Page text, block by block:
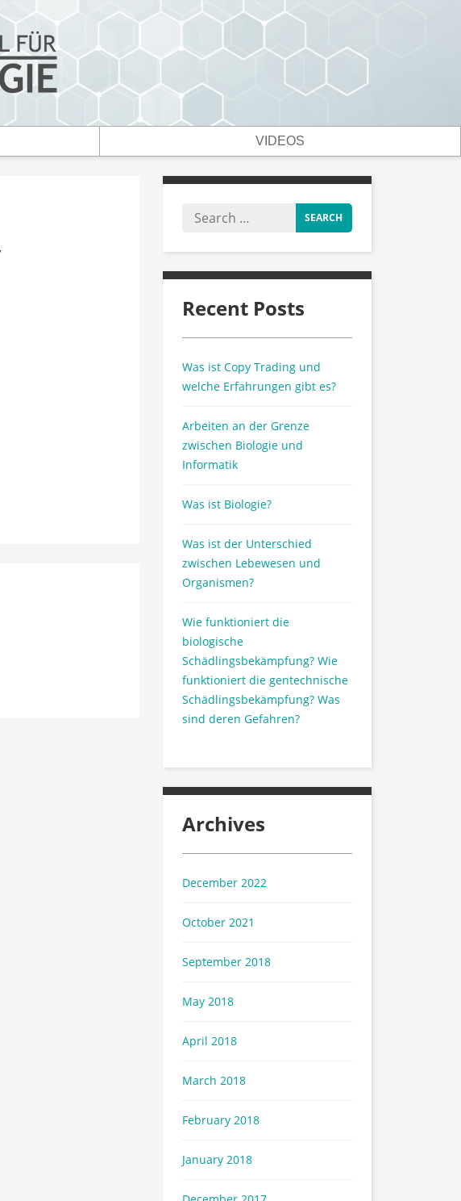
VIDEOS
Recent Posts
Was ist Copy Trading und
welche Erfahrungen gibt es?
Arbeiten an der Grenze
zwischen Biologie und
Informatik
Was ist Biologie?
Was ist der Unterschied
zwischen Lebewesen und
Organismen?
Wie funktioniert die
biologische
Schädlingsbekämpfung? Wie
funktioniert die gentechnische
Schädlingsbekämpfung? Was
sind deren Gefahren?
Archives
December 2022
October 2021
September 2018
May 2018
April 2018
March 2018
February 2018
January 2018